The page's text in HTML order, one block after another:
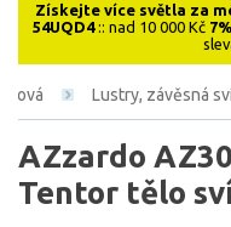
Získejte více světla za
54UQD4:: nad 10 000 Kč 7%
Lustry, závěsná
AZzardo
Tentor tělo